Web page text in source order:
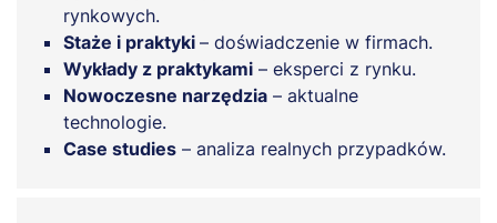
rynkowych.
Staże i praktyki – doświadczenie w firmach.
Wykłady z praktykami – eksperci z rynku.
Nowoczesne narzędzia – aktualne
technologie.
Case studies – analiza realnych przypadków.